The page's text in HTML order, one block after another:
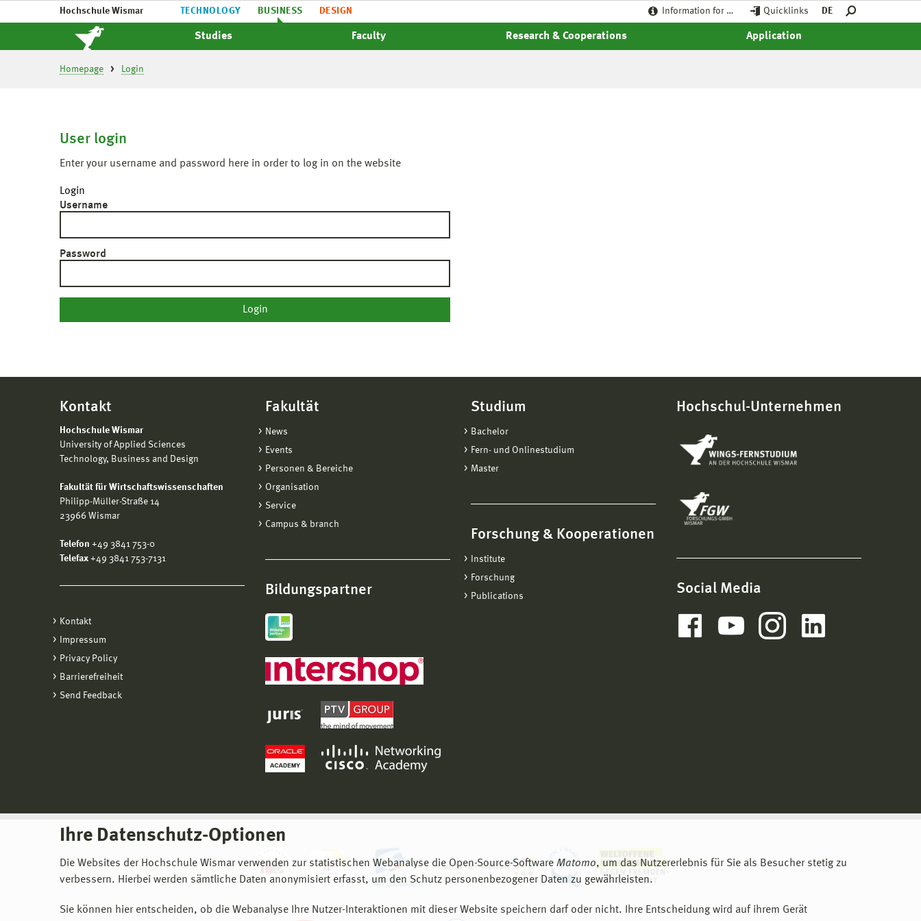
Hochschule Wismar TECHNOLOGY BUSINESS DESIGN Information for … Quicklinks DE
Studies Faculty Research & Cooperations Application
Homepage Login
Ihre Datenschutz-Optionen
Die Websites der Hochschule Wismar verwenden zur statistischen Webanalyse die Open-Source-Software Matomo, um das Nutzererlebnis für Sie als Besucher stetig zu
verbessern. Hierbei werden sämtliche Daten anonymisiert erfasst, um den Schutz personenbezogener Daten zu gewährleisten.
Sie können hier entscheiden, ob die Webanalyse Ihre Nutzer-Interaktionen mit dieser Website speichern darf oder nicht. Ihre Entscheidung wird auf ihrem Gerät
User login
Enter your username and password here in order to log in on the website
Login
Username
Password
Kontakt
Hochschule Wismar
University of Applied Sciences
Technology, Business and Design
Fakultät für Wirtschaftswissenschaften
Philipp-Müller-Straße 14
23966 Wismar
Telefon +49 3841 753-0
Telefax +49 3841 753-7131
Kontakt
Impressum
Privacy Policy
Barrierefreiheit
Send Feedback
Fakultät
News
Events
Personen & Bereiche
Organisation
Service
Campus & branch
Bildungspartner
Studium
Bachelor
Fern- und Onlinestudium
Master
Forschung & Kooperationen
Institute
Forschung
Publications
Hochschul-Unternehmen
Social Media